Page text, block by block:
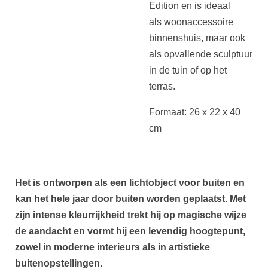
Edition en is ideaal
als woonaccessoire
binnenshuis, maar ook
als opvallende sculptuur
in de tuin of op het
terras.
Formaat: 26 x 22 x 40
cm
Het is ontworpen als een lichtobject voor buiten en
kan het hele jaar door buiten worden geplaatst. Met
zijn intense kleurrijkheid trekt hij op magische wijze
de aandacht en vormt hij een levendig hoogtepunt,
zowel in moderne interieurs als in artistieke
buitenopstellingen.